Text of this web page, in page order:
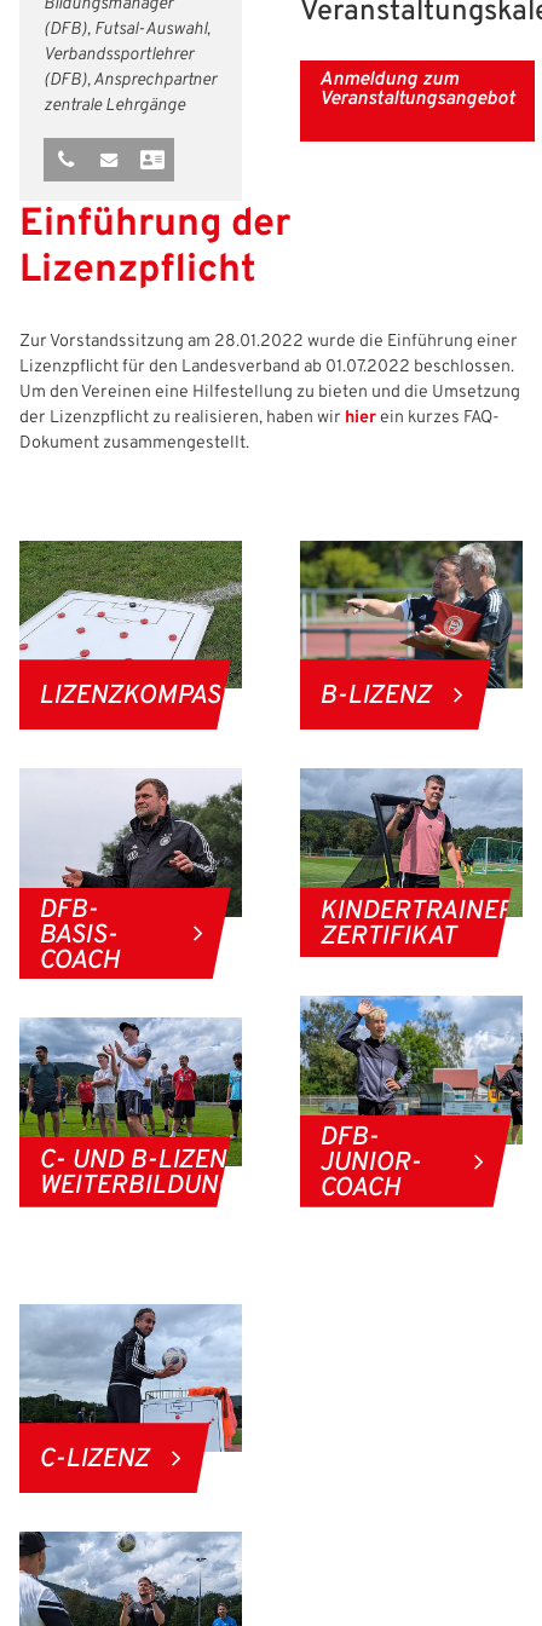
(DFB), Futsal-Auswahl,
Verbandssportlehrer
(DFB), Ansprechpartner
zentrale Lehrgänge
Anmeldung zum
Veranstaltungsangebot
Einführung der
Lizenzpflicht
Zur Vorstandssitzung am 28.01.2022 wurde die Einführung einer
Lizenzpflicht für den Landesverband ab 01.07.2022 beschlossen.
Um den Vereinen eine Hilfestellung zu bieten und die Umsetzung
der Lizenzpflicht zu realisieren, haben wir hierein kurzes FAQ-
Dokument zusammengestellt.
LIZENZKOMPASS
DFB-
BASIS-
COACH
C- UND B-LIZENZ
WEITERBILDUNGEN
B-LIZENZ
KINDERTRAINER
ZERTIFIKAT
DFB-
JUNIOR-
COACH
C-LIZENZ
IHR LOGIN
Freizeit- und Breitensport
Futsal
Kinder- und Jugendschutz
#siekickt
Tage des Mädchenfußballs
Datenschutz
Länderspiele
Impressum